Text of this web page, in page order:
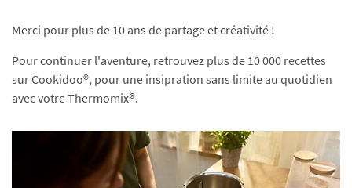
Merci pour plus de 10 ans de partage et créativité !
Pour continuer l'aventure, retrouvez plus de 10 000 recettes
sur Cookidoo®, pour une insipration sans limite au quotidien
avec votre Thermomix®.